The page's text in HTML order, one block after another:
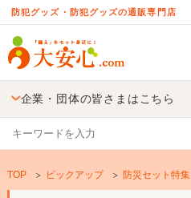
防犯グッズ・防犯グッズの通販専門店
企業・団体の皆さまはこちら
TOP ピックアップ 防災セット特集